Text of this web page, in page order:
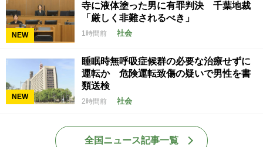
NEW
寺に液体塗った男に有罪判決 千葉地裁
「厳しく非難されるべき」
1時間前 社会
NEW
睡眠時無呼吸症候群の必要な治療せずに
運転か 危険運転致傷の疑いで男性を書
類送検
2時間前 社会
全国ニュース記事一覧